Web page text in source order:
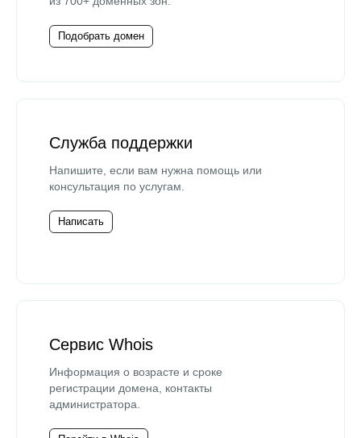
Подобрать домен
Служба поддержки
Напишите, если вам нужна помощь или
консультация по услугам.
Написать
Сервис Whois
Информация о возрасте и сроке
регистрации домена, контакты
администратора.